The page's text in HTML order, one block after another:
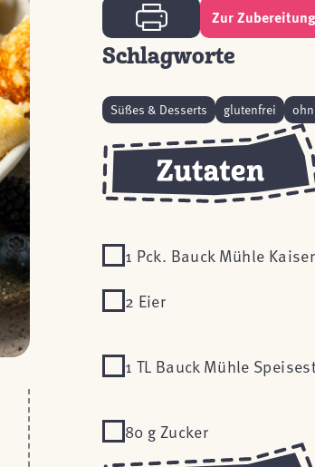
Zur Zubereitung
Schlagworte
Süßes & Desserts glutenfrei
1 Pck. Bauck Mühle
2 Eier
1 TL Bauck Mühle
80 g Zucker